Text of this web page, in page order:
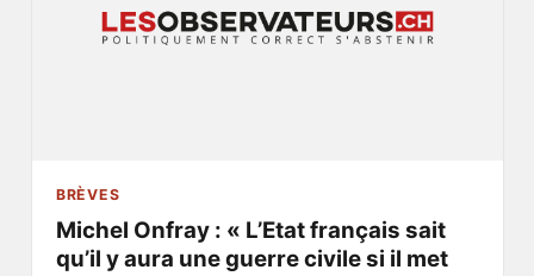
BRÈVES
Michel Onfray : « L’Etat français sait
qu’il y aura une guerre civile si il met